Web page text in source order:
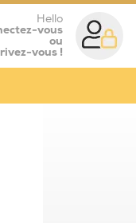
Hello
vous
ou
vous !